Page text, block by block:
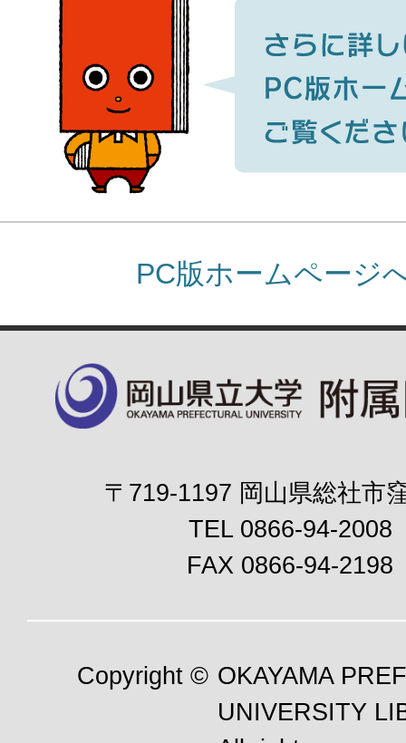
PC版ホームページ
〒719-1197 岡山県総社市
TEL 0866-94-2008
FAX 0866-94-2198
Copyright © OKAYAMA
UNIVERSITY